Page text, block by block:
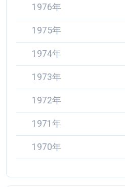
1976年
1975年
1974年
1973年
1972年
1971年
1970年